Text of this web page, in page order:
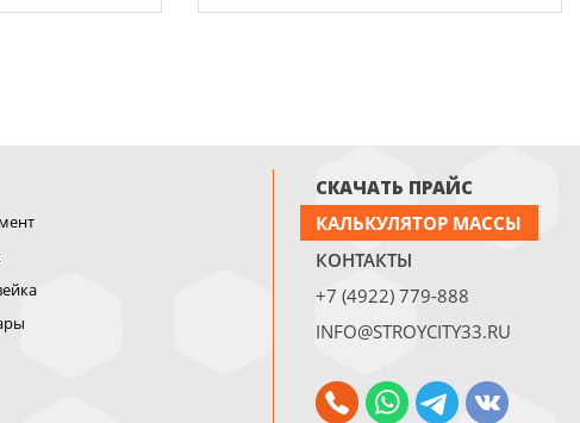
СКАЧАТЬ ПРАЙС
КАЛЬКУЛЯТОР МАССЫ
КОНТАКТЫ
+7 (4922) 779-888
INFO@STROYCITY33.RU